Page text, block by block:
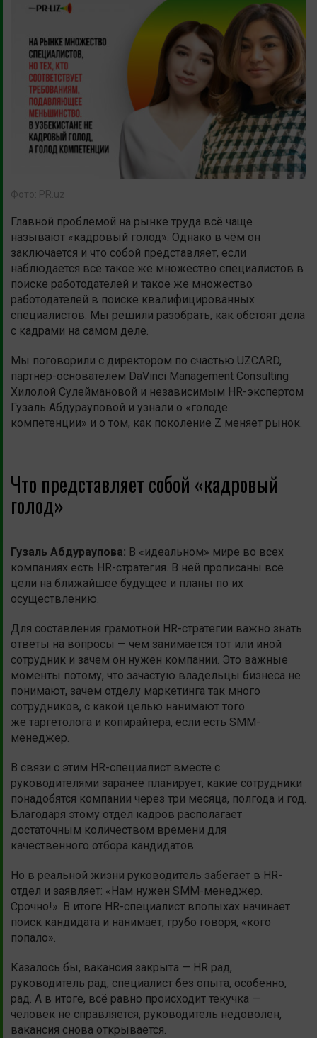
Фото: PR.uz
Главной проблемой на рынке труда всё чаще
называют «кадровый голод». Однако в чём он
заключается и что собой представляет, если
наблюдается всё такое же множество специалистов в
поиске работодателей и такое же множество
работодателей в поиске квалифицированных
специалистов. Мы решили разобрать, как обстоят дела
с кадрами на самом деле.
Мы поговорили с директором по счастью UZCARD,
партнёр-основателем DaVinci Management Consulting
Хилолой Сулеймановой и независимым HR-экспертом
Гузаль Абдурауповой и узнали о «голоде
компетенции» и о том, как поколение Z меняет рынок.
Что представляет собой «кадровый
голод»
Гузаль Абдураупова: В «идеальном» мире во всех
компаниях есть HR-стратегия. В ней прописаны все
цели на ближайшее будущее и планы по их
осуществлению.
Для составления грамотной HR-стратегии важно знать
ответы на вопросы — чем занимается тот или иной
сотрудник и зачем он нужен компании. Это важные
моменты потому, что зачастую владельцы бизнеса не
понимают, зачем отделу маркетинга так много
сотрудников, с какой целью нанимают того
же таргетолога и копирайтера, если есть SMM-
менеджер.
В связи с этим HR-специалист вместе с
руководителями заранее планирует, какие сотрудники
понадобятся компании через три месяца, полгода и год.
Благодаря этому отдел кадров располагает
достаточным количеством времени для
качественного отбора кандидатов.
Но в реальной жизни руководитель забегает в HR-
отдел и заявляет: «Нам нужен SMM-менеджер.
Срочно!». В итоге HR-специалист впопыхах начинает
поиск кандидата и нанимает, грубо говоря, «кого
попало».
Казалось бы, вакансия закрыта — HR рад,
руководитель рад, специалист без опыта, особенно,
рад. А в итоге, всё равно происходит текучка —
человек не справляется, руководитель недоволен,
вакансия снова открывается.